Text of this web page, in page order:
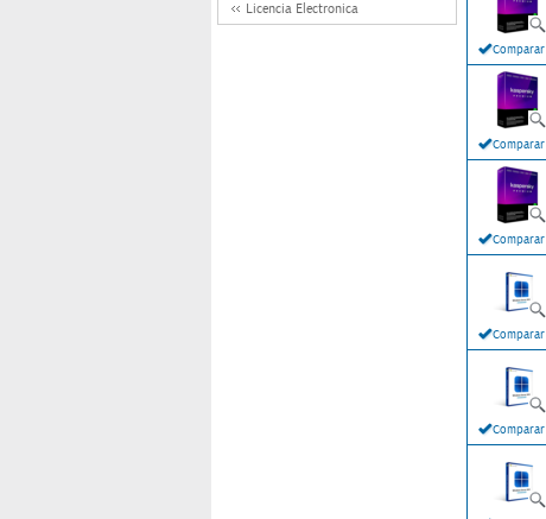
Licencia Electronica
Comparar
Comparar
Comparar
Comparar
Comparar